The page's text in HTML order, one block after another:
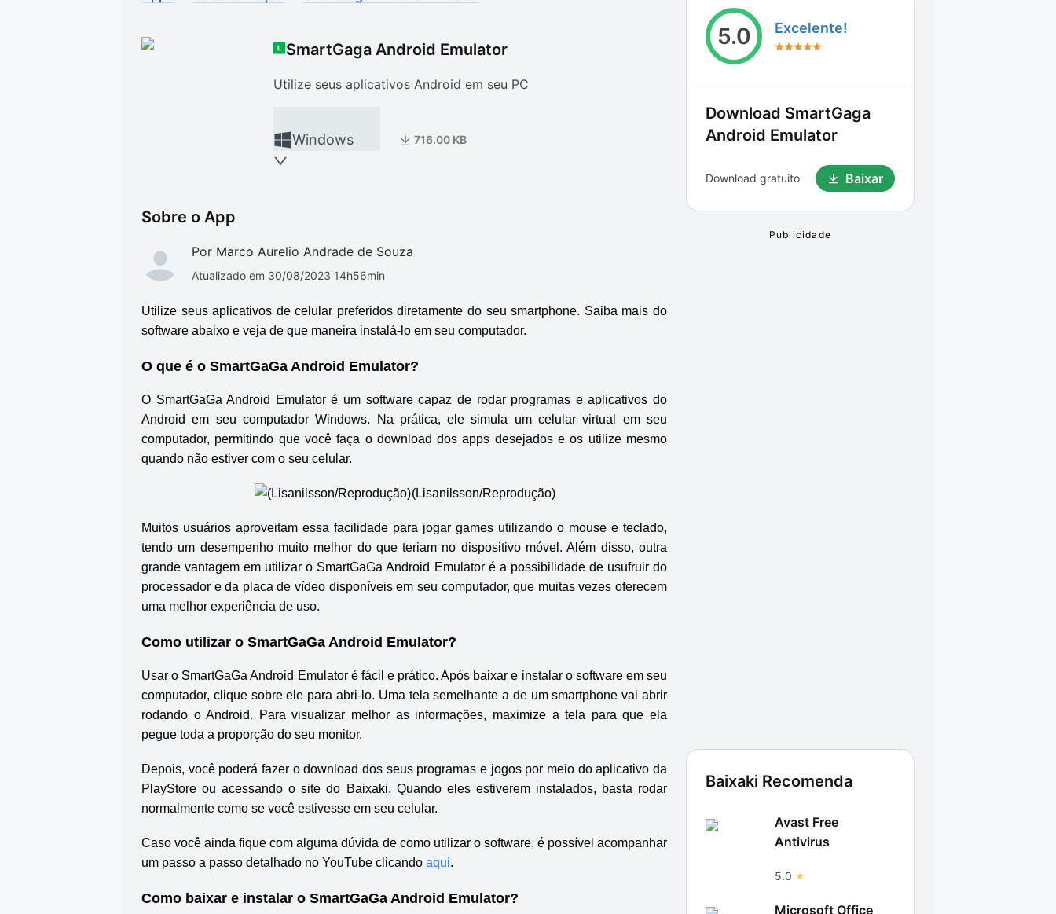
SmartGaga Android Emulator
Utilize seus aplicativos Android em seu PC
Windows 716.00 KB
Sobre o App
Por Marco Aurelio Andrade de Souza
Atualizado em 30/08/2023 14h56min
Utilize seus aplicativos de celular preferidos diretamente do seu smartphone. Saiba mais do
software abaixo e veja de que maneira instalá-lo em seu computador.
O que é o SmartGaGa Android Emulator?
O SmartGaGa Android Emulator é um software capaz de rodar programas e aplicativos do
Android em seu computador Windows. Na prática, ele simula um celular virtual em seu
computador, permitindo que você faça o download dos apps desejados e os utilize mesmo
quando não estiver com o seu celular.
(Lisanilsson/Reprodução)
Muitos usuários aproveitam essa facilidade para jogar games utilizando o mouse e teclado,
tendo um desempenho muito melhor do que teriam no dispositivo móvel. Além disso, outra
grande vantagem em utilizar o SmartGaGa Android Emulator é a possibilidade de usufruir do
processador e da placa de vídeo disponíveis em seu computador, que muitas vezes oferecem
uma melhor experiência de uso.
Como utilizar o SmartGaGa Android Emulator?
Usar o SmartGaGa Android Emulator é fácil e prático. Após baixar e instalar o software em seu
computador, clique sobre ele para abri-lo. Uma tela semelhante a de um smartphone vai abrir
rodando o Android. Para visualizar melhor as informações, maximize a tela para que ela
pegue toda a proporção do seu monitor.
Depois, você poderá fazer o download dos seus programas e jogos por meio do aplicativo da
PlayStore ou acessando o site do Baixaki. Quando eles estiverem instalados, basta rodar
normalmente como se você estivesse em seu celular.
Caso você ainda fique com alguma dúvida de como utilizar o software, é possível acompanhar
um passo a passo detalhado no YouTube clicando aqui.
Como baixar e instalar o SmartGaGa Android Emulator?
5.0 Excelente!
Download SmartGaga
Android Emulator
Download gratuito Baixar
Baixaki Recomenda
Avast Free
Antivirus
5.0
Microsoft Office